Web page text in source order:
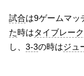
試合は9ゲームマッ
た時はタイブレー
し、 3-3の時はジュ